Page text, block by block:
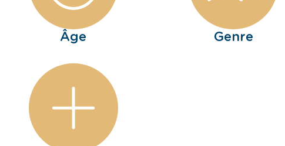
Âge Genre